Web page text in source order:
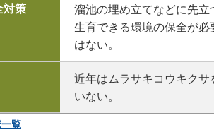
対策
溜池の埋め立てなどに先
生育できる環境の保全が
はない。
近年はムラサキコウキク
いない。
覧